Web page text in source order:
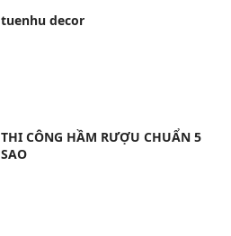
tuenhu decor
THI CÔNG HẦM RƯỢU CHUẨN 5
SAO